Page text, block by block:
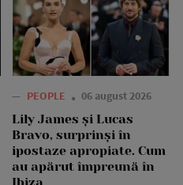
— PEOPLE 06 august 2026
Lily James și Lucas
Bravo, surprinși în
ipostaze apropiate. Cum
au apărut împreună în
Ibiza